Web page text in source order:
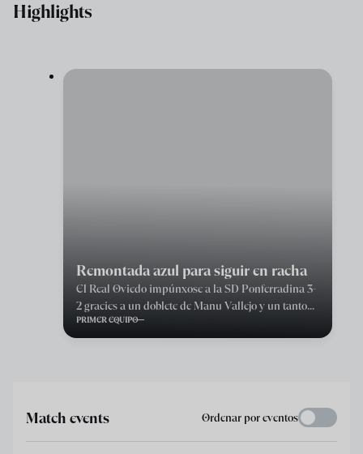
Highlights
Remontada azul para siguir en racha
El Real Oviedo impúnxose a la SD Ponferradina 3-
2 gracies a un doblete de Manu Vallejo y un tanto
de Viti nel segundu periodu
PRIMER EQUIPO
Match events Ordenar por eventos